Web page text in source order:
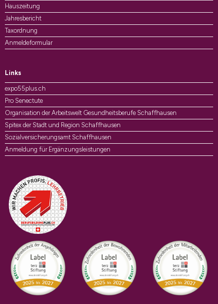
Hauszeitung
Jahresbericht
Taxordnung
Anmeldeformular
Links
expo55plus.ch
Pro Senectute
Organisation der Arbeitswelt Gesundheitsberufe Schaffhausen
Spitex der Stadt und Region Schaffhausen
Sozialversicherungsamt Schaffhausen
Anmeldung für Ergänzungsleistungen
Auszeichnungen